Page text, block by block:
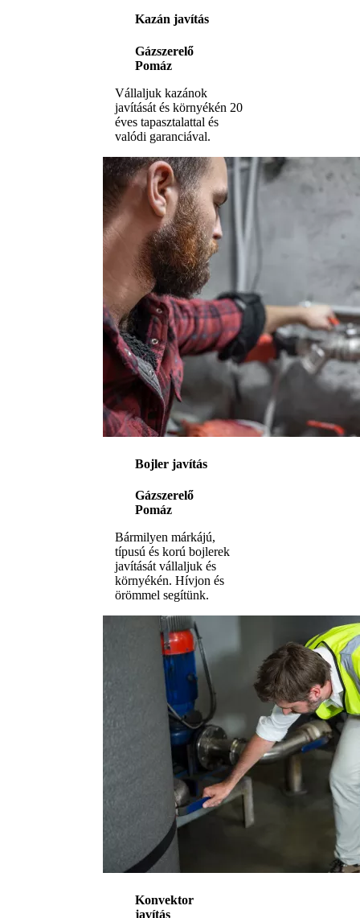
Kazán javítás
Gázszerelő
Pomáz
Vállaljuk kazánok
javítását és környékén 20
éves tapasztalattal és
valódi garanciával.
Bojler javítás
Gázszerelő
Pomáz
Bármilyen márkájú,
típusú és korú bojlerek
javítását vállaljuk és
környékén. Hívjon és
örömmel segítünk.
Konvektor
javítás